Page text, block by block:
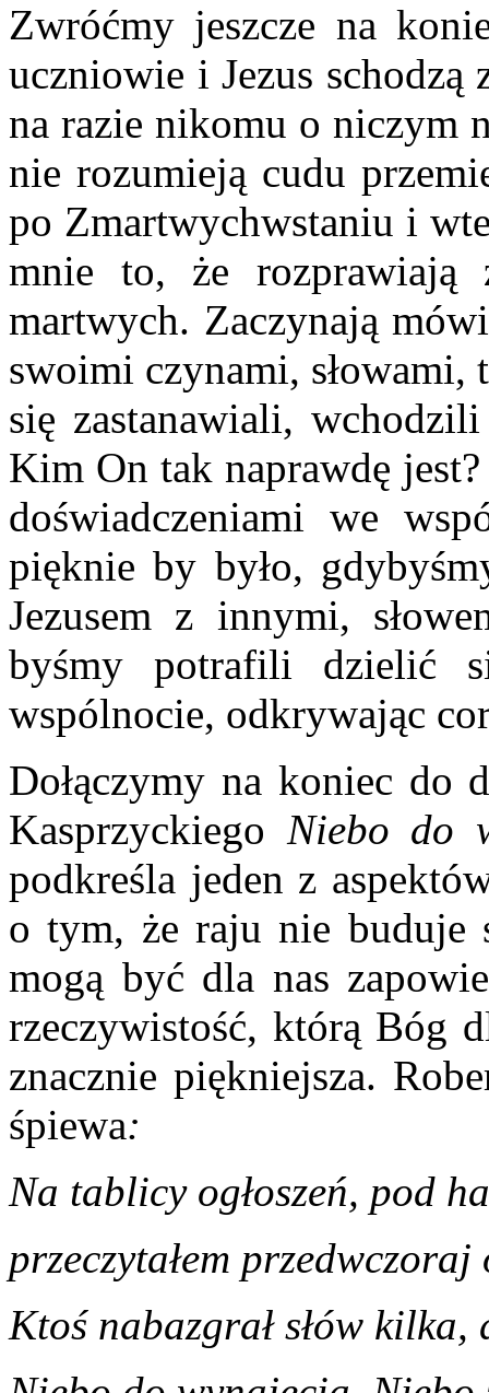
Zwróćmy jeszcze na
uczniowie i Jezus schodzą
na razie nikomu o niczym
nie rozumieją cudu
po Zmartwychwstaniu i
mnie to, że rozprawiają
martwych. Zaczynają
swoimi czynami,
się zastanawiali,
Kim On tak naprawdę
doświadczeniami we
pięknie by było,
Jezusem z innymi,
byśmy potrafili dzielić
wspólnocie, odkrywając
Dołączymy na koniec do
Kasprzyckiego Niebo do
podkreśla jeden z
o tym, że raju nie buduje
mogą być dla nas
rzeczywistość, którą Bóg
znacznie piękniejsza.
śpiewa:
Na tablicy ogłoszeń, pod
przeczytałem przedwczoraj
Ktoś nabazgrał słów